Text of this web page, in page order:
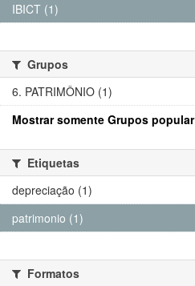
IBICT (1)
Grupos
6. PATRIMÔNIO (1)
Mostrar somente Grupos popular
Etiquetas
depreciação (1)
patrimonio (1)
Formatos